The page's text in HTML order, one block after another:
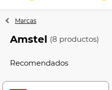
Marcas
Amstel (8 productos)